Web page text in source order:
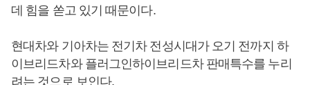
데 힘을 쏟고 있기 때문이다.
현대차와 기아차는 전기차 전성시대가 오기 전까지 하
이브리드차와 플러그인하이브리드차 판매특수를 누리
려는 것으로 보인다.